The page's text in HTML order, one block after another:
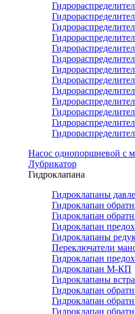
Насос однопоршневой с
Лубрикатор
Гидроклапана
Гидроклапаны
Гидроклапан
Гидроклапан
Гидроклапан
Гидроклапаны
Переключатели
Гидроклапан
Гидроклапан М-КП
Гидроклапаны
Гидроклапан
Гидроклапан
Гидроклапан